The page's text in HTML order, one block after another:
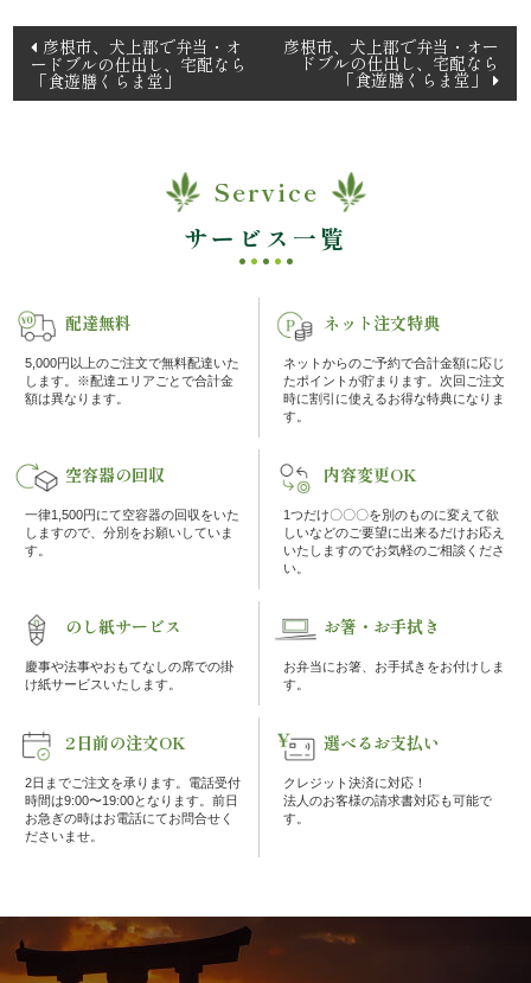
ー
ド
ら
ま
堂
こ
だ
り
文
方
配
達
投
稿
ナ
ン
彦根市、犬上郡で弁当・オ
ードブルの仕出し、宅配なら
「食遊膳くらま堂」
彦根市、犬上郡で弁当・オー
ドブルの仕出し、宅配なら
「食遊膳くらま堂」
Service
サービス一覧
配達無料
5,000円以上のご注文で無料配達いた
します。※配達エリアごとで合計金
額は異なります。
ネット注文特典
ネットからのご予約で合計金額に応じ
たポイントが貯まります。次回ご注文
時に割引に使えるお得な特典になりま
す。
空容器の回収
一律1,500円にて空容器の回収をいた
しますので、分別をお願いしていま
す。
内容変更OK
1つだけ〇〇〇を別のものに変えて欲
しいなどのご要望に出来るだけお応え
いたしますのでお気軽のご相談くださ
い。
のし紙サービス
慶事や法事やおもてなしの席での掛
け紙サービスいたします。
お箸・お手拭き
お弁当にお箸、お手拭きをお付けしま
す。
2日前の注文OK
2日までご注文を承ります。電話受付
時間は9:00〜19:00となります。前日
お急ぎの時はお電話にてお問合せく
ださいませ。
選べるお支払い
クレジット決済に対応！
法人のお客様の請求書対応も可能で
す。